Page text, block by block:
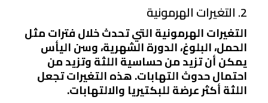
2. التغيرات الهرمونية
التغيرات الهرمونية التي تحدث خلال فترات مثل
الحمل، البلوغ، الدورة الشهرية، وسن اليأس
يمكن أن تزيد من حساسية اللثة وتزيد من
احتمال حدوث التهابات. هذه التغيرات تجعل
اللثة أكثر عرضة للبكتيريا والالتهابات.